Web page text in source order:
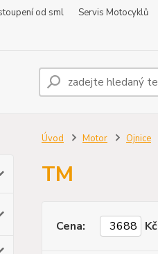
od sml Servis Motocyklů
Úvod Motor Ojnice
TM
Cena: Kč